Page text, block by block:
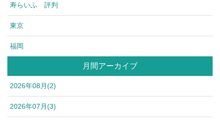
寿らいふ 評判
東京
福岡
月間アーカイブ
2026年08月(2)
2026年07月(3)